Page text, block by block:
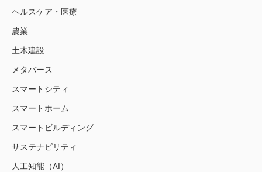
ヘルスケア・医療
農業
土木建設
メタバース
スマートシティ
スマートホーム
スマートビルディング
サステナビリティ
人工知能（AI）